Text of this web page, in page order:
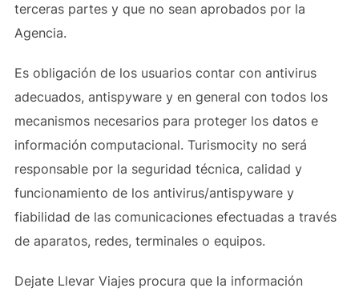
terceras partes y que no sean aprobados por la
Agencia.
Es obligación de los usuarios contar con antivirus
adecuados, antispyware y en general con todos los
mecanismos necesarios para proteger los datos e
información computacional. Turismocity no será
responsable por la seguridad técnica, calidad y
funcionamiento de los antivirus/antispyware y
fiabilidad de las comunicaciones efectuadas a través
de aparatos, redes, terminales o equipos.
Dejate Llevar Viajes procura que la información